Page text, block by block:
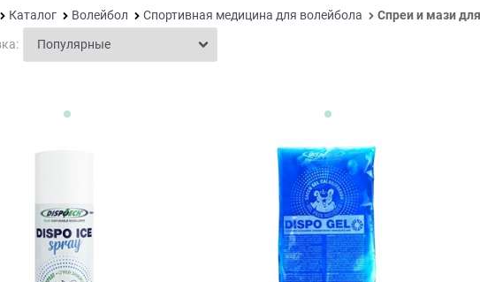
Каталог Волейбол Спортивная медицина для волейбола Спреи и мази